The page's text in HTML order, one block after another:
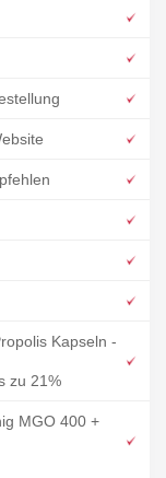
Kapseln -
zu 21%
MGO 400 +